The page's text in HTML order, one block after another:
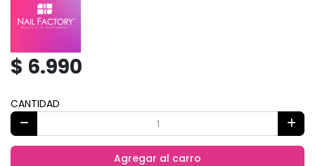
$ 6.990
CANTIDAD
Agregar al carro